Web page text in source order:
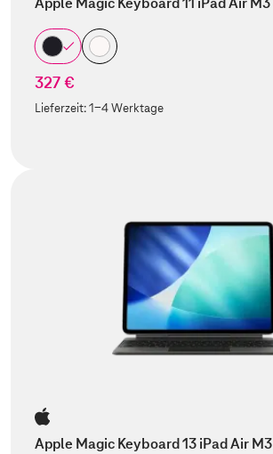
327 €
Lieferzeit:1-4 Werktage
Apple Magic Keyboard 13 iPad Air M3